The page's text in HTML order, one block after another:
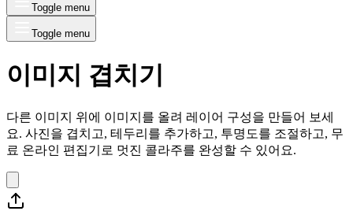
Toggle menu
Toggle menu
이미지 겹치기
다른 이미지 위에 이미지를 올려 레이어 구성을 만들어 보세
요. 사진을 겹치고, 테두리를 추가하고, 투명도를 조절하고, 무
료 온라인 편집기로 멋진 콜라주를 완성할 수 있어요.